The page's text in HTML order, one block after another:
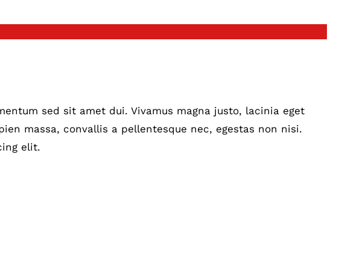
sed sit amet dui. Vivamus magna justo, lacinia eget
massa, convallis a pellentesque nec, egestas non nisi.
elit.